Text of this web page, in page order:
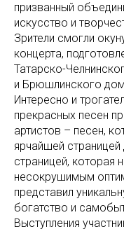
призванный
искусство и
Зрители смогли
концерта,
Татарско-
и Брюшлинского
Интересно и
прекрасных песен
артистов – песен,
ярчайшей
страницей, которая
несокрушимым
представил
богатство и
Выступления